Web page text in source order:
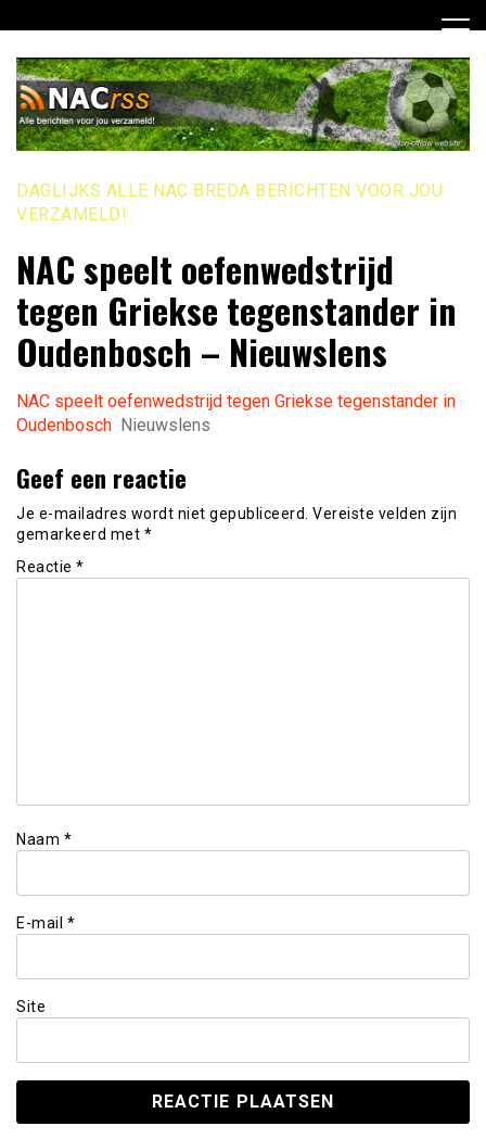
naar
inhoud
DAGLIJKS ALLE NAC BREDA BERICHTEN VOOR JOU
VERZAMELD!
NAC speelt oefenwedstrijd
tegen Griekse tegenstander in
Oudenbosch – Nieuwslens
NAC speelt oefenwedstrijd tegen Griekse tegenstander in
Oudenbosch Nieuwslens
Geef een reactie
Je e-mailadres wordt niet gepubliceerd. Vereiste velden zijn
gemarkeerd met *
Reactie *
Naam *
E-mail *
Site